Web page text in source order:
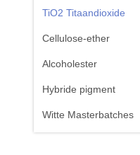
TiO2 Titaandioxide
Cellulose-ether
Alcoholester
Hybride pigment
Witte Masterbatches